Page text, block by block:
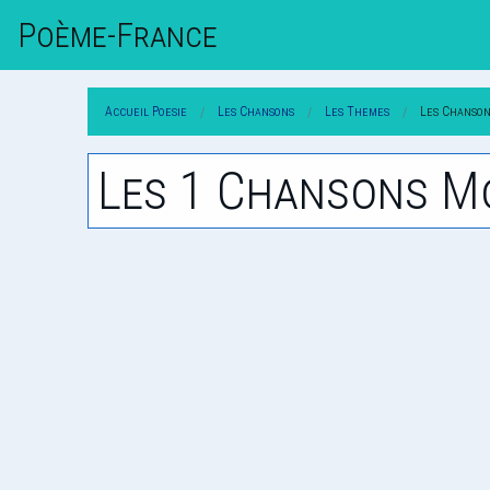
Poème-FrAnce
Accueil Poesie Les Chansons Les Themes Les
Les 1 Chansons